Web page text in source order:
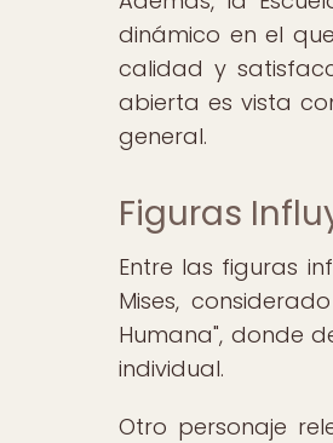
dinámico en el
calidad y
abierta es vista
general.
Figuras
Entre las figuras
Mises,
Humana", donde
individual.
Otro personaje